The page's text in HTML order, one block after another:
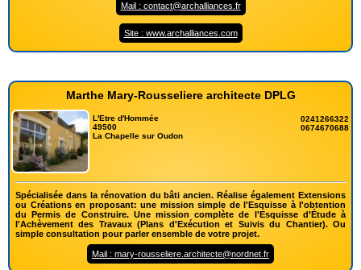
Mail : contact@archalliances.fr
Site : www.archalliances.com
Marthe Mary-Rousseliere architecte DPLG
L'Etre d'Hommée
49500
La Chapelle sur Oudon
0241266322
0674670688
Spécialisée dans la rénovation du bâti ancien. Réalise également Extensions
ou Créations en proposant: une mission simple de l'Esquisse à l'obtention
du Permis de Construire. Une mission complète de l'Esquisse d’Étude à
l'Achèvement des Travaux (Plans d'Exécution et Suivis du Chantier). Ou
simple consultation pour parler ensemble de votre projet.
Mail : mary-rousseliere.architecte@nordnet.fr